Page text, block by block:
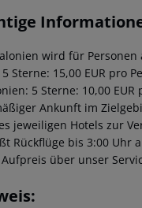
wird für
Sterne: 15,00 EUR pro
5 Sterne: 10,00
Ankunft im
jeweiligen Hotels zur
Rückflüge bis 3:00 Uhr
über unser